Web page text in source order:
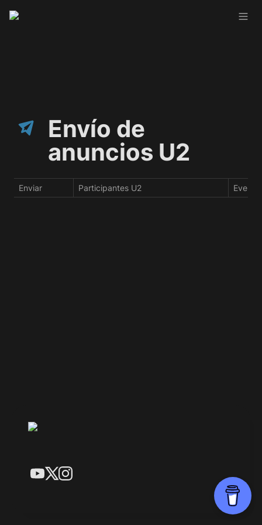
Envío de
anuncios U2
Enviar Participantes U2 Evento